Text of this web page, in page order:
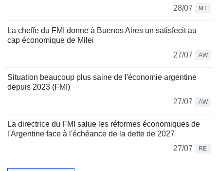
28/07
MT
La cheffe du FMI donne à Buenos Aires un satisfecit au
cap économique de Milei
27/07
AW
Situation beaucoup plus saine de l'économie argentine
depuis 2023 (FMI)
27/07
AW
La directrice du FMI salue les réformes économiques de
l'Argentine face à l'échéance de la dette de 2027
27/07
RE